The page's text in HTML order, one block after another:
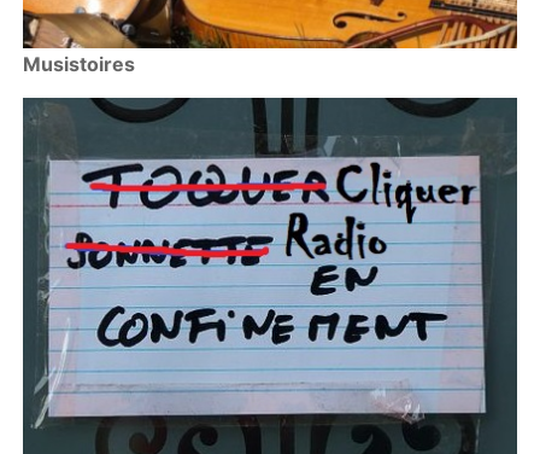
Musistoires